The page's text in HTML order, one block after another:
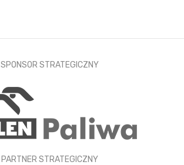
SPONSOR STRATEGICZNY
PARTNER STRATEGICZNY